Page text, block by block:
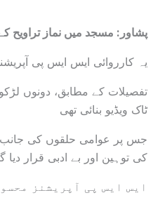
پشاور: مسجد میں نماز تراویح
یہ کارروائی ایس ایس پی
تفصیلات کے مطابق، دونوں
ٹاک ویڈیو بنائی تھی
جس پر عوامی حلقوں کی جانب
کی توہین اور بے ادبی قرار دیا
ایس ایس پی آپریشنز